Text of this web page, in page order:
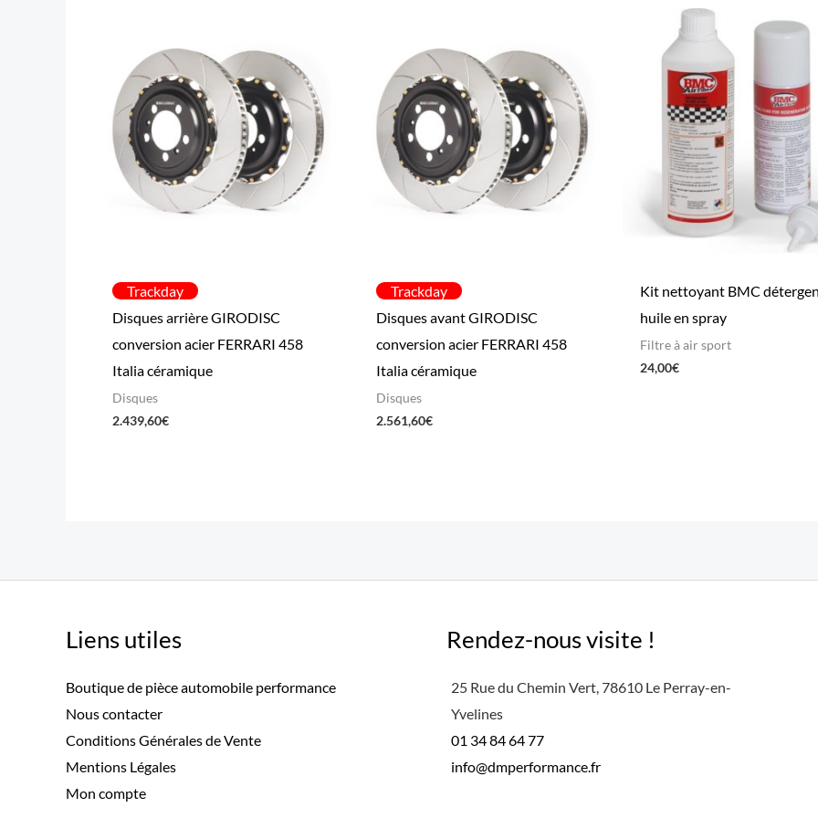
Trackday
Disques arrière GIRODISC
conversion acier FERRARI 458
Italia céramique
Disques
2.439,60€
Trackday
Disques avant GIRODISC
conversion acier FERRARI 458
Italia céramique
Disques
2.561,60€
Kit nettoyant BMC
huile en spray
Filtre à air sport
24,00€
Liens utiles
Boutique de pièce automobile performance
Nous contacter
Conditions Générales de Vente
Mentions Légales
Mon compte
Rendez-nous visite !
25 Rue du Chemin Vert, 78610 Le Perray-en-
Yvelines
01 34 84 64 77
info@dmperformance.fr